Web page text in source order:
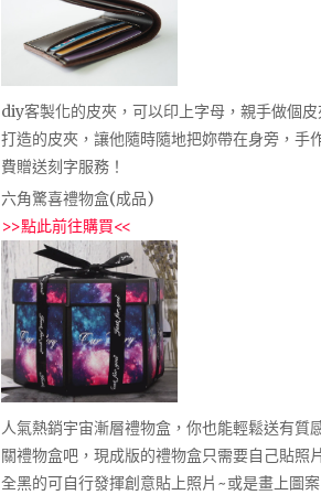
diy客製化的皮夾，可以印上字母，親手做個
打造的皮夾，讓他隨時隨地把妳帶在身旁，手
費贈送刻字服務！
六角驚喜禮物盒(成品)
>>點此前往購買<<
人氣熱銷宇宙漸層禮物盒，你也能輕鬆送有
關禮物盒吧，現成版的禮物盒只需要自己貼
全黑的可自行發揮創意貼上照片~或是畫上圖案